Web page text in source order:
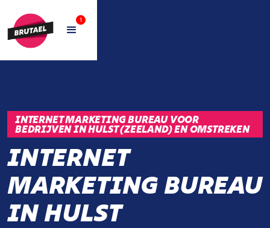
1
INTERNET MARKETING BUREAU VOOR
BEDRIJVEN IN HULST (ZEELAND) EN OMSTREKEN
INTERNET
MARKETING BUREAU
IN HULST